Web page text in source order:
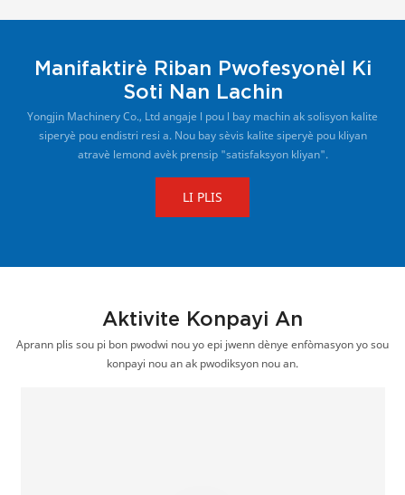
Manifaktirè Riban Pwofesyonèl Ki
Soti Nan Lachin
Yongjin Machinery Co., Ltd angaje l pou l bay machin ak solisyon kalite
siperyè pou endistri resi a. Nou bay sèvis kalite siperyè pou kliyan
atravè lemond avèk prensip "satisfaksyon kliyan".
LI PLIS
Aktivite Konpayi An
Aprann plis sou pi bon pwodwi nou yo epi jwenn dènye enfòmasyon yo sou
konpayi nou an ak pwodiksyon nou an.